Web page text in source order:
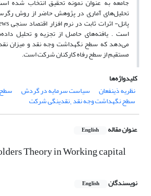
جامعه به عنوان نمونه تحقیق انتخاب شده
تحلیل‌های آماری در پژوهش حاضر از روش
است . یافته‌های حاصل از تجزیه و تحلیل
می‌دهد که سطح نگهداشت وجه نقد و میزان
مستقیم از سطح رفاه کارکنان شرکت است.
کلیدواژه‌ها
نظریه ذینفعان
سیاست سرمایه در گردش
سطح نگهداشت وجه نقد ̜ نقدینگی شرکت
عنوان مقاله English
Theory in Working capital
نویسندگان English